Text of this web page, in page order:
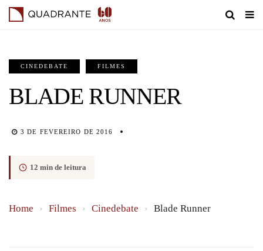
CINEDEBATE FILMES
BLADE RUNNER
3 DE FEVEREIRO DE 2016
12 min de leitura
Home › Filmes › Cinedebate › Blade Runner